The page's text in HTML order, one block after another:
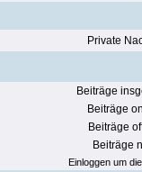
Private
Beiträge
Beiträge
Beiträge
Beiträge
Einloggen um